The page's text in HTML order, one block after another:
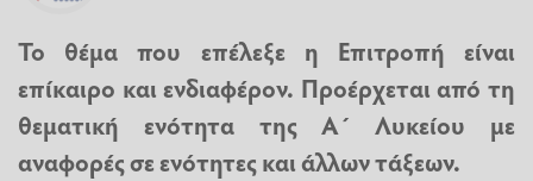
Το θέμα που επέλεξε η Επιτροπή είναι
επίκαιρο και ενδιαφέρον. Προέρχεται από τη
θεματική ενότητα της Α΄ Λυκείου με
αναφορές σε ενότητες και άλλων τάξεων.